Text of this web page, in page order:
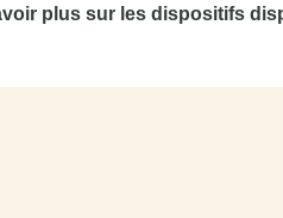
plus sur les dispositifs